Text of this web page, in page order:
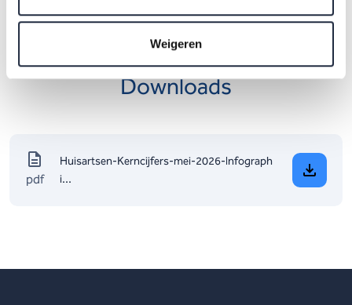
Weigeren
Downloads
pdf
Huisartsen-Kerncijfers-mei-2026-Infograph
i...